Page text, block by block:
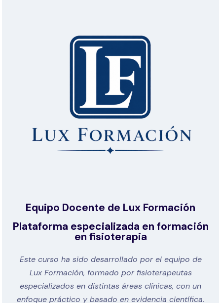
Equipo Docente de Lux Formación
Plataforma especializada en formación
en fisioterapia
Este curso ha sido desarrollado por el equipo de
Lux Formación, formado por fisioterapeutas
especializados en distintas áreas clínicas, con un
enfoque práctico y basado en evidencia científica.